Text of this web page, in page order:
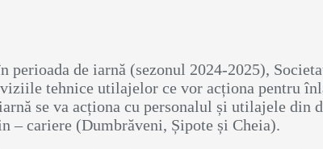
de iarnă (sezonul 2024-2025),
tehnice utilajelor ce vor acționa pentru
se va acționa cu personalul și utilajele din
– cariere (Dumbrăveni, Șipote și Cheia).